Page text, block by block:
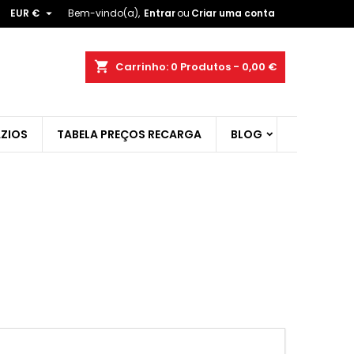
Bem-vindo(a), Entrarou Criar uma conta
EUR € 
shopping_cart Carrinho: 0 Produtos - 0,00 €
TABELA PREÇOS RECARGA BLOG